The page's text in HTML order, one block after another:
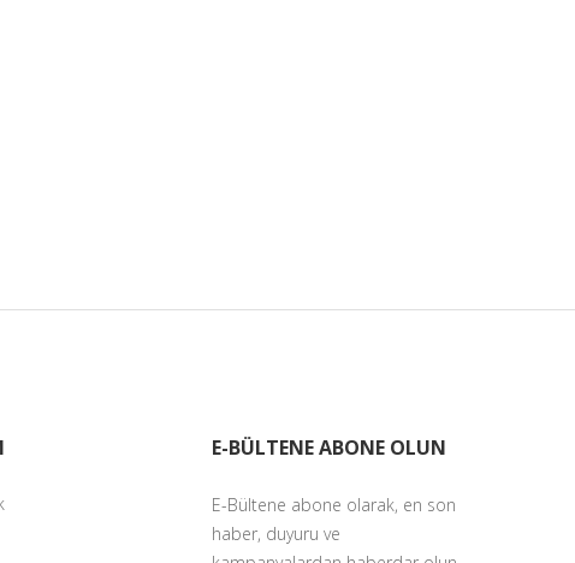
E-BÜLTENE ABONE OLUN
E-Bültene abone olarak, en son
haber, duyuru ve